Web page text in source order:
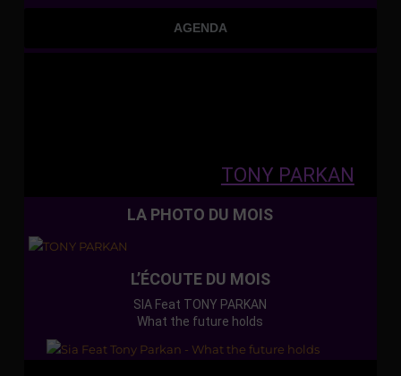
AGENDA
TONY PARKAN
LA PHOTO DU MOIS
L’ÉCOUTE DU MOIS
SIA Feat TONY PARKAN
What the future holds